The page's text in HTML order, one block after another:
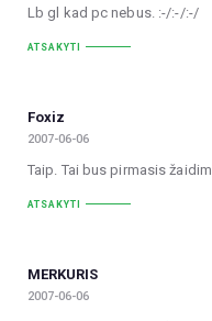
Lb gl kad pc nebus. :-/:-/:-/
ATSAKYTI
Foxiz
2007-06-06
Taip. Tai bus pirmasis
ATSAKYTI
MERKURIS
2007-06-06